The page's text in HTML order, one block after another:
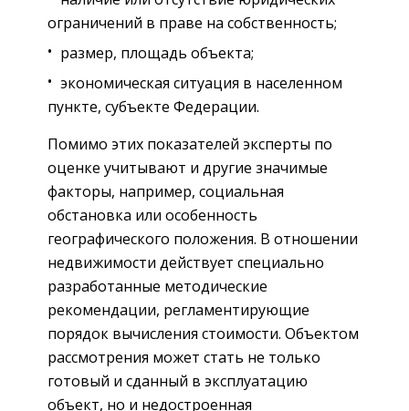
ограничений в праве на собственность;
размер, площадь объекта;
экономическая ситуация в населенном
пункте, субъекте Федерации.
Помимо этих показателей эксперты по
оценке учитывают и другие значимые
факторы, например, социальная
обстановка или особенность
географического положения. В отношении
недвижимости действует специально
разработанные методические
рекомендации, регламентирующие
порядок вычисления стоимости. Объектом
рассмотрения может стать не только
готовый и сданный в эксплуатацию
объект, но и недостроенная